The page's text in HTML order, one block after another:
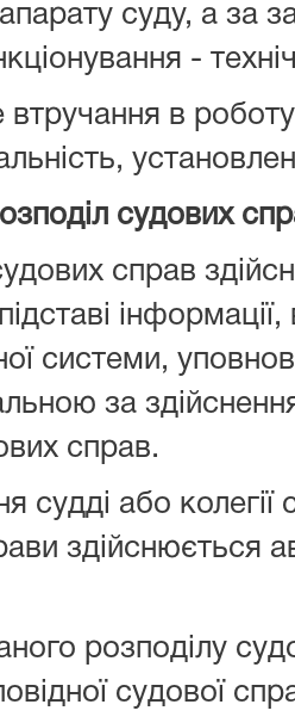
суду, а за
-
в
судових
справ
системи,
за
справ.
судді або колегії
здійснюється
розподілу
судової